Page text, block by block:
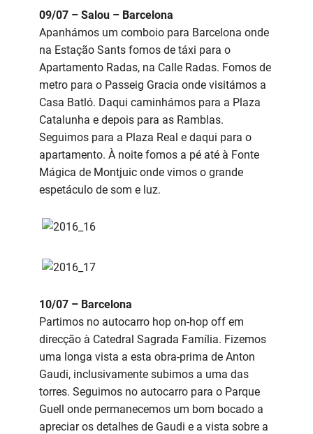
09/07 – Salou – Barcelona
Apanhámos um comboio para Barcelona onde
na Estação Sants fomos de táxi para o
Apartamento Radas, na Calle Radas. Fomos de
metro para o Passeig Gracia onde visitámos a
Casa Batló. Daqui caminhámos para a Plaza
Catalunha e depois para as Ramblas.
Seguimos para a Plaza Real e daqui para o
apartamento. À noite fomos a pé até à Fonte
Mágica de Montjuic onde vimos o grande
espetáculo de som e luz.
10/07 – Barcelona
Partimos no autocarro hop on-hop off em
direcção à Catedral Sagrada Família. Fizemos
uma longa vista a esta obra-prima de Anton
Gaudi, inclusivamente subimos a uma das
torres. Seguimos no autocarro para o Parque
Guell onde permanecemos um bom bocado a
apreciar os detalhes de Gaudi e a vista sobre a